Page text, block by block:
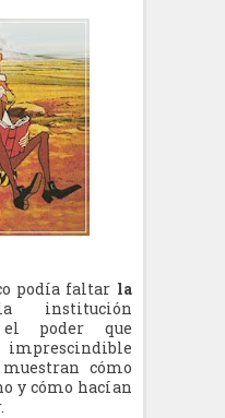
podía faltar la
institución
el poder que
imprescindible
cómo
y cómo hacían